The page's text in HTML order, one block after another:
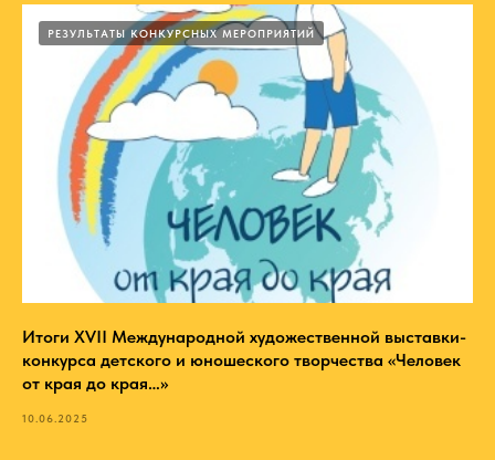
РЕЗУЛЬТАТЫ КОНКУРСНЫХ МЕРОПРИЯТИЙ
Итоги XVII Международной художественной выставки-
конкурса детского и юношеского творчества «Человек
от края до края…»
10.06.2025